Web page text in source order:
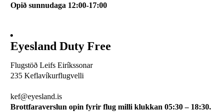
Opið sunnudaga 12:00-17:00
Eyesland Duty Free
Flugstöð Leifs Eiríkssonar
235 Keflavíkurflugvelli
kef@eyesland.is
Brottfaraverslun opin fyrir flug milli klukkan 05:30 – 18:30.